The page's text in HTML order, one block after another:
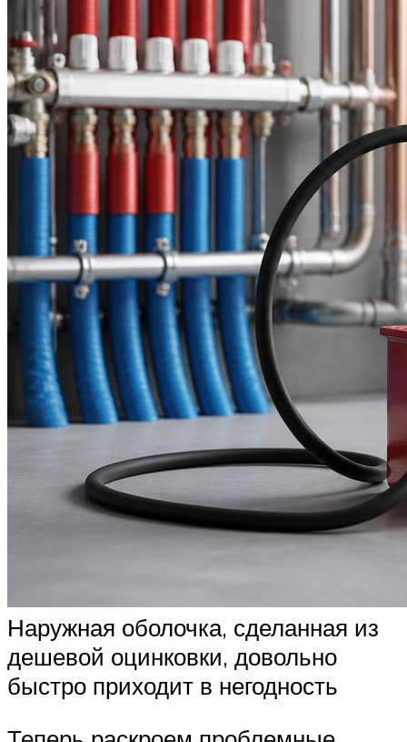
Наружная оболочка, сделанная из
дешевой оцинковки, довольно
быстро приходит в негодность